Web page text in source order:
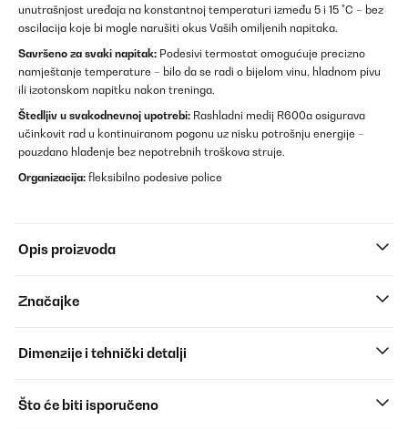
unutrašnjost uređaja na konstantnoj temperaturi između 5 i 15 °C – bez
oscilacija koje bi mogle narušiti okus Vaših omiljenih napitaka.
Savršeno za svaki napitak: Podesivi termostat omogućuje precizno
namještanje temperature – bilo da se radi o bijelom vinu, hladnom pivu
ili izotonskom napitku nakon treninga.
Štedljiv u svakodnevnoj upotrebi: Rashladni medij R600a osigurava
učinkovit rad u kontinuiranom pogonu uz nisku potrošnju energije –
pouzdano hlađenje bez nepotrebnih troškova struje.
Organizacija: fleksibilno podesive police
Opis proizvoda
Značajke
Dimenzije i tehnički detalji
Što će biti isporučeno